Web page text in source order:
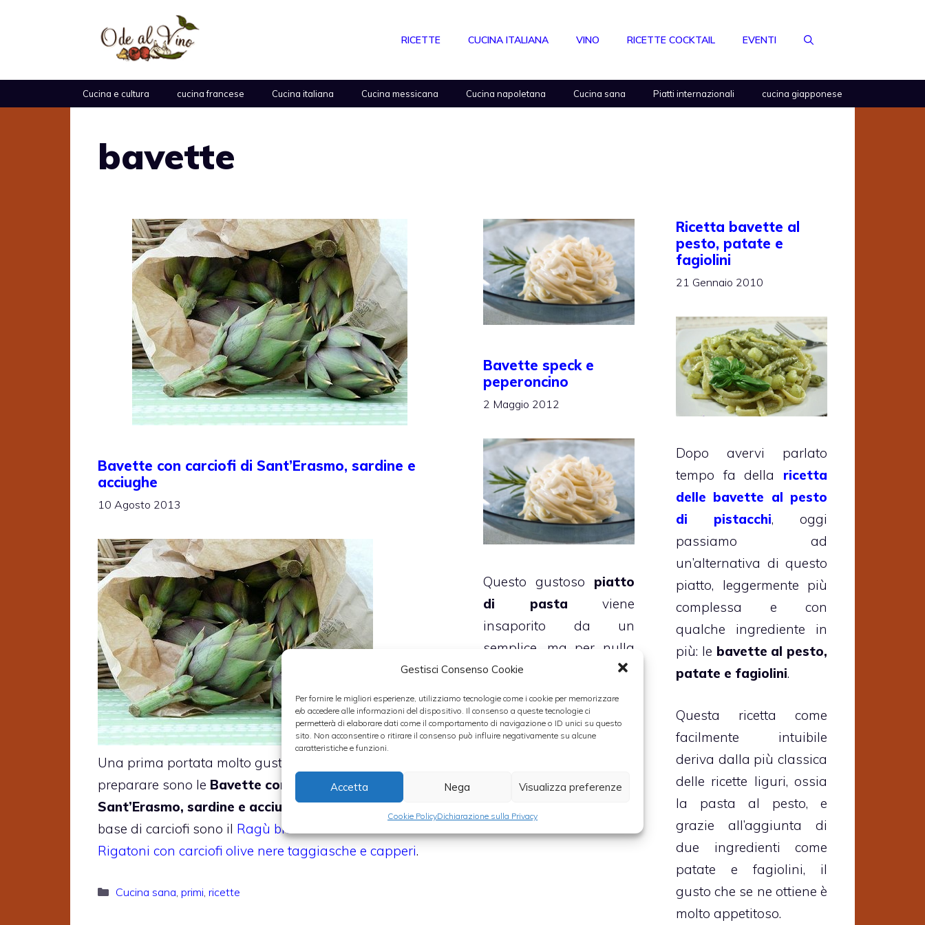
Gestisci Consenso Cookie
Per fornire le migliori esperienze, utilizziamo tecnologie come i cookie per memorizzare
e/o accedere alle informazioni del dispositivo. Il consenso a queste tecnologie ci
permetterà di elaborare dati come il comportamento di navigazione o ID unici su questo
sito. Non acconsentire o ritirare il consenso può influire negativamente su alcune
caratteristiche e funzioni.
Accetta Nega Visualizza preferenze
Cookie PolicyDichiarazione sulla Privacy
RICETTE CUCINA ITALIANA VINO RICETTE COCKTAIL EVENTI
Cucina e cultura cucina francese Cucina italiana Cucina messicana Cucina napoletana Cucina sana Piatti internazionali cucina giapponese
bavette
Bavette con carciofi di Sant’Erasmo, sardine e
acciughe
10 Agosto 2013
Una prima portata molto gustose e semplice da
preparare sono le Bavette con carciofi di
Sant’Erasmo, sardine e acciughe. Altri primi piatti a
base di carciofi sono il Ragù bianco di carciofi
Rigatoni con carciofi olive nere taggiasche e capperi.
Categorie
Cucina sana, primi, ricette
Bavette speck e
peperoncino
2 Maggio 2012
Questo gustoso piatto
di pasta viene
insaporito da un
semplice, ma per nulla
banale,
sugo di
pomodori
allospecked al
peperoncino.
primi
Ricetta bavette al
pesto, patate e
fagiolini
21 Gennaio 2010
Dopo avervi parlato
tempo fa della ricetta
delle bavette al pesto
di pistacchi, oggi
passiamo ad
un’alternativa di questo
piatto, leggermente più
complessa e con
qualche ingrediente in
più: le bavette al pesto,
patate e fagiolini.
Questa ricetta come
facilmente intuibile
deriva dalla più classica
delle ricette liguri, ossia
la pasta al pesto, e
grazie all’aggiunta di
due ingredienti come
patate e fagiolini, il
gusto che se ne ottiene è
molto appetitoso.